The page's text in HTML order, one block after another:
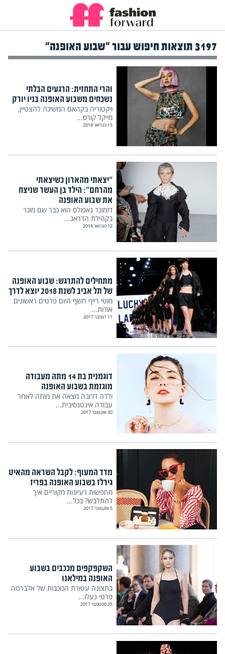
3197 תוצאות חיפוש עבור "שבוע האופנה"
והרי התחזית: הרגעים הבלתי
נשכחים משבוע האופנה בניו יורק
ויקטוריה בקהאם המשיכה להצטיין,
מייקל קורס...
15 פברואר 2018
"יצאתי מהארון כשיצאתי
מהרחם": הילד בן העשר שניצח
את שבוע האופנה
דזמונד נאפולס הוא כבר שם מוכר
בקהילת הדראג...
12 פברואר 2018
מתחילים להתרגש: שבוע האופנה
של תל אביב לשנת 2018 יוצא לדרך
מוטי רייף חשף היום פרטים ראשונים
אודות...
11 דצמבר 2017
דוגמנית בת 14 מתה מעבודה
מוגזמת בשבוע האופנה
ולדה דז'ובה מצאה את מותה לאחר
עבודה אינטנסיבית...
30 אוקטובר 2017
מדד המעוף: לקבל השראה מהאיט
גירלז בשבוע האופנה בפריז
מחפשות רעיונות מקוריים איך
להתלבש? בכל...
5 אוקטובר 2017
השקפקפים מככבים בשבוע
האופנה במילאנו
בתצוגה עטורת הכוכבות של אלברטה
פרטי נעלו...
25 ספטמבר 2017